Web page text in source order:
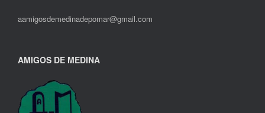
aamigosdemedinadepomar@gmail.com
AMIGOS DE MEDINA